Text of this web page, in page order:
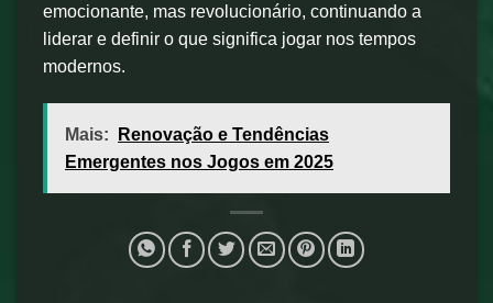
emocionante, mas revolucionário, continuando a
liderar e definir o que significa jogar nos tempos
modernos.
Mais:
Renovação e Tendências
Emergentes nos Jogos em 2025